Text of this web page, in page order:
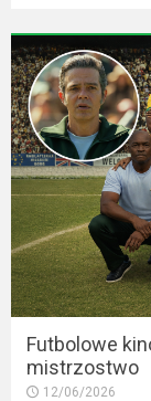
Futbolowe
mistrzostwo
12/06/2026